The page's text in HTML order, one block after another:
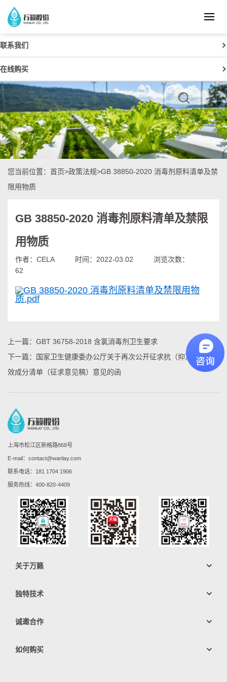
联系我们
在线购买
您当前位置： 首页>政策法规>GB 38850-2020 消毒剂原料清单及禁
限用物质
GB 38850-2020 消毒剂原料清单及禁限
用物质
作者：CELA 时间：2022-03.02
浏览次数：
62
GB 38850-2020 消毒剂原料清单及禁限用物
质.pdf
上一篇： GBT 36758-2018 含氯消毒剂卫生要求
下一篇：
国家卫生健康委办公厅关于再次公开征求抗（抑）菌剂有
效成分清单（征求意见稿）意见的函
上海市松江区新格路868号
E-mail：contact@wanlay.com
联系电话： 181 1704 1906
服务热线： 400-820-4409
关于万籁
线上看厂
独特技术
危化品管理系统
诚邀合作
如何购买